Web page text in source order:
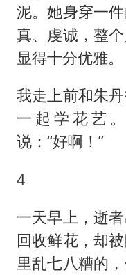
泥。她身穿一
真、虔诚，整
显得十分优雅。
我走上前和朱
一起学花艺
说：“好啊！”
4
一天早上，逝
回收鲜花，却
里乱七八糟的